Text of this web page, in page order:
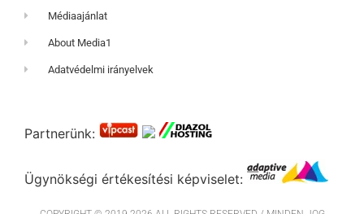
Médiaajánlat
About Media1
Adatvédelmi irányelvek
Partnerünk:
Ügynökségi értékesítési képviselet: